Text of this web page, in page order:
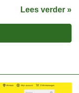
Lees verder »